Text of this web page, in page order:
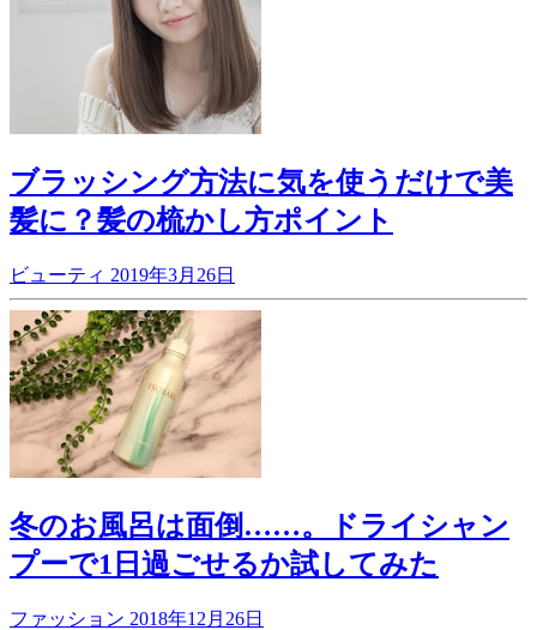
ブラッシング方法に気を使うだけで美
髪に？髪の梳かし方ポイント
ビューティ 2019年3月26日
冬のお風呂は面倒……。ドライシャン
プーで1日過ごせるか試してみた
ファッション 2018年12月26日